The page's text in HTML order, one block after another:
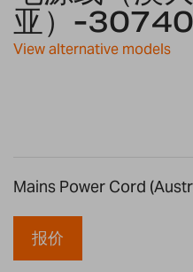
beginning
of
the
亚）-
View alternative models
Mains Power Cord
报价